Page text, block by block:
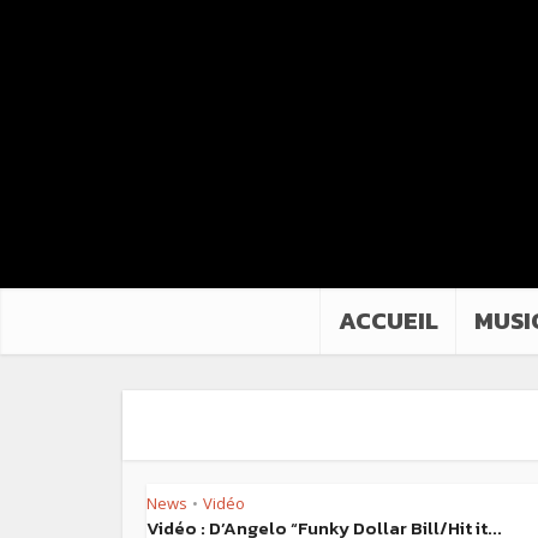
ACCUEIL
News • Vidéo
Vidéo : D’Angelo “Funky Dollar Bill/Hit it...